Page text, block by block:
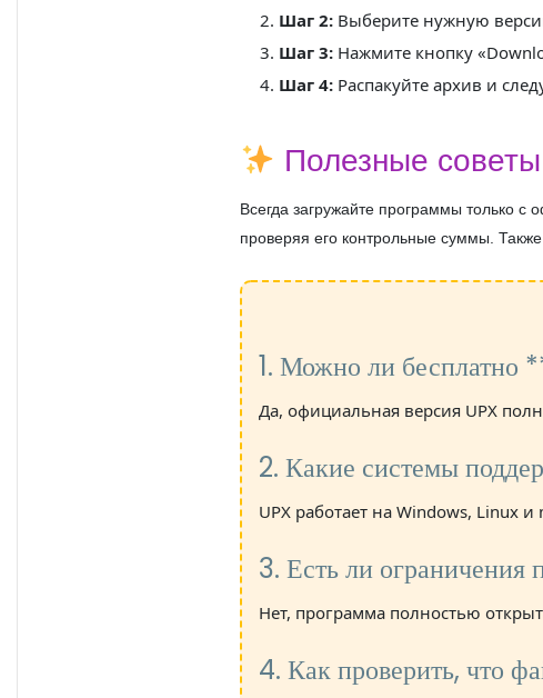
Шаг 2: Выберите нужную
Шаг 3: Нажмите кнопку
Шаг 4: Распакуйте архив и
Полезные
Всегда загружайте программы только
проверяя его контрольные суммы.
1. Можно ли бесплатно
Да, официальная версия UPX
2. Какие системы
UPX работает на Windows, Linux
3. Есть ли ограничения
Нет, программа полностью
4. Как проверить, что